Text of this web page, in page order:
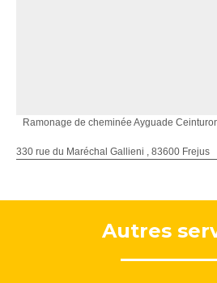
Ramonage de cheminée Ayguade
330 rue du Maréchal Gallieni , 83600 Frejus
Autres